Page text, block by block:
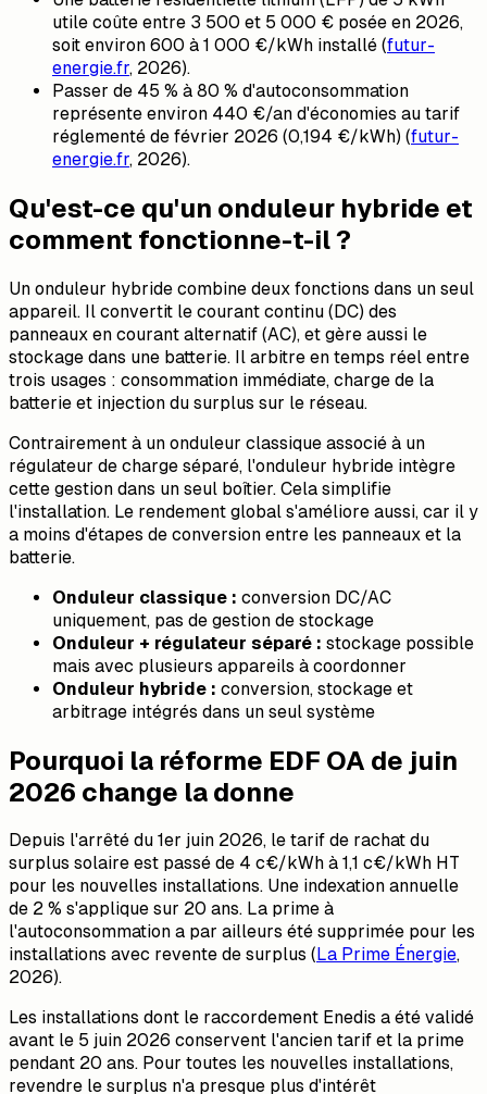
utile coûte entre 3 500 et 5 000 € posée en 2026,
soit environ 600 à 1 000 €/kWh installé (futur-
energie.fr, 2026).
Passer de 45 % à 80 % d'autoconsommation
représente environ 440 €/an d'économies au tarif
réglementé de février 2026 (0,194 €/kWh) (futur-
energie.fr, 2026).
Qu'est-ce qu'un onduleur hybride et
comment fonctionne-t-il ?
Un onduleur hybride combine deux fonctions dans un seul
appareil. Il convertit le courant continu (DC) des
panneaux en courant alternatif (AC), et gère aussi le
stockage dans une batterie. Il arbitre en temps réel entre
trois usages : consommation immédiate, charge de la
batterie et injection du surplus sur le réseau.
Contrairement à un onduleur classique associé à un
régulateur de charge séparé, l'onduleur hybride intègre
cette gestion dans un seul boîtier. Cela simplifie
l'installation. Le rendement global s'améliore aussi, car il y
a moins d'étapes de conversion entre les panneaux et la
batterie.
Onduleur classique : conversion DC/AC
uniquement, pas de gestion de stockage
Onduleur + régulateur séparé : stockage possible
mais avec plusieurs appareils à coordonner
Onduleur hybride : conversion, stockage et
arbitrage intégrés dans un seul système
Pourquoi la réforme EDF OA de juin
2026 change la donne
Depuis l'arrêté du 1er juin 2026, le tarif de rachat du
surplus solaire est passé de 4 c€/kWh à 1,1 c€/kWh HT
pour les nouvelles installations. Une indexation annuelle
de 2 % s'applique sur 20 ans. La prime à
l'autoconsommation a par ailleurs été supprimée pour les
installations avec revente de surplus ( La Prime Énergie,
2026).
Les installations dont le raccordement Enedis a été validé
avant le 5 juin 2026 conservent l'ancien tarif et la prime
pendant 20 ans. Pour toutes les nouvelles installations,
revendre le surplus n'a presque plus d'intérêt